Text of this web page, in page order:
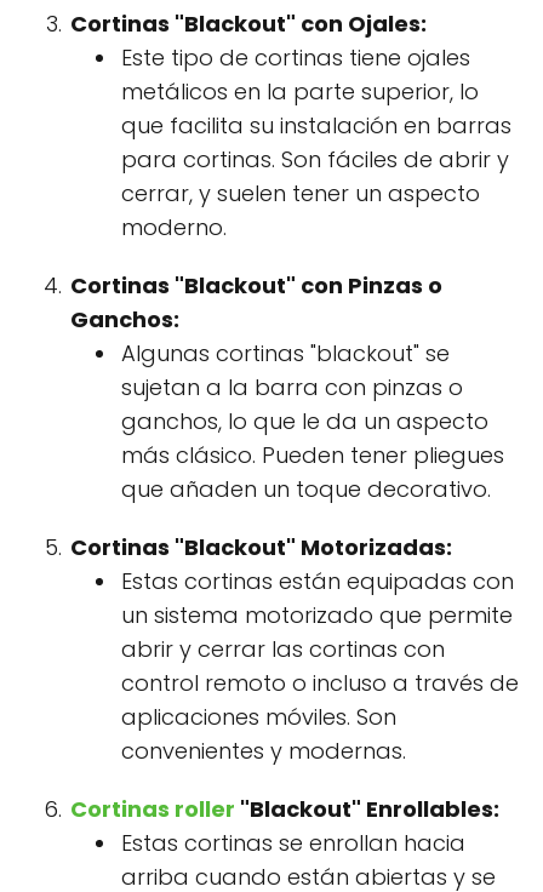
Cortinas "Blackout" con Ojales:
Este tipo de cortinas tiene ojales
metálicos en la parte superior, lo
que facilita su instalación en barras
para cortinas. Son fáciles de abrir y
cerrar, y suelen tener un aspecto
moderno.
Cortinas "Blackout" con Pinzas o
Ganchos:
Algunas cortinas "blackout" se
sujetan a la barra con pinzas o
ganchos, lo que le da un aspecto
más clásico. Pueden tener pliegues
que añaden un toque decorativo.
Cortinas "Blackout" Motorizadas:
Estas cortinas están equipadas con
un sistema motorizado que permite
abrir y cerrar las cortinas con
control remoto o incluso a través de
aplicaciones móviles. Son
convenientes y modernas.
Cortinas roller "Blackout" Enrollables:
Estas cortinas se enrollan hacia
arriba cuando están abiertas y se